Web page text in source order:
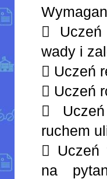
 Uczeń
wady i
 Uczeń
 Uczeń

ruchem
 Uczeń
na